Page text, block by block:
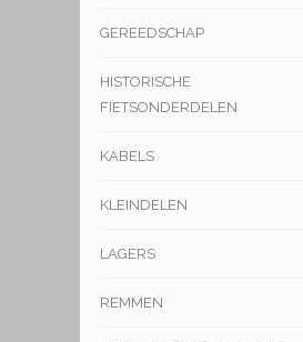
GEREEDSCHAP
HISTORISCHE
FIETSONDERDELEN
KABELS
KLEINDELEN
LAGERS
REMMEN